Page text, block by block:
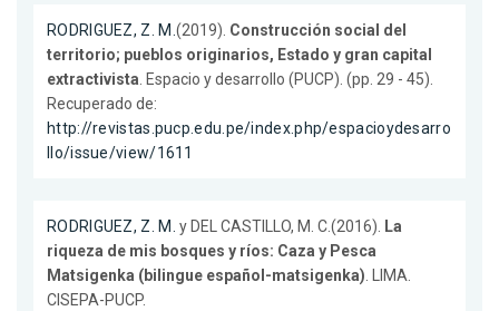
RODRIGUEZ, Z. M.(2019). Construcción social del
territorio; pueblos originarios, Estado y gran capital
extractivista. Espacio y desarrollo (PUCP). (pp. 29 - 45).
Recuperado de:
http://revistas.pucp.edu.pe/index.php/espacioydesarro
llo/issue/view/1611
RODRIGUEZ, Z. M. y DEL CASTILLO, M. C.(2016). La
riqueza de mis bosques y ríos: Caza y Pesca
Matsigenka (bilingue español-matsigenka). LIMA.
CISEPA-PUCP.